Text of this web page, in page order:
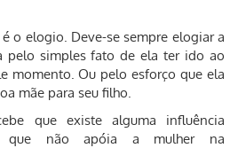
o elogio. Deve-se sempre elogiar a
pelo simples fato de ela ter ido ao
momento. Ou pelo esforço que ela
mãe para seu filho.
que existe alguma influência
que não apóia a mulher na